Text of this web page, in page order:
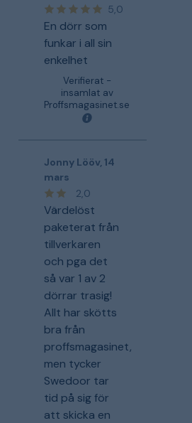
5,0
En dörr som
funkar i all sin
enkelhet
Verifierat -
insamlat av
Proffsmagasinet.se
Jonny Lööv, 14
mars
2,0
Värdelöst
paketerat från
tillverkaren
och pga det
så var 1 av 2
dörrar trasig!
Allt har skötts
bra från
proffsmagasinet,
men tycker
Swedoor tar
tid på sig för
att skicka en